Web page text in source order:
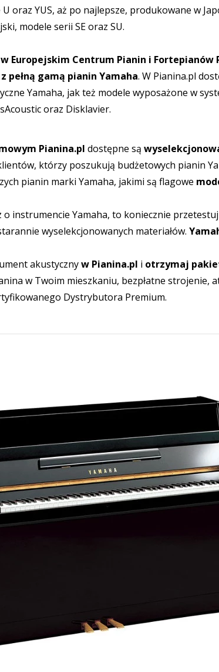
Pianina.pl dostępne są
którzy poszukują budżetowych pianin
pianin marki Yamaha, jakimi są flagowe
o instrumencie Yamaha, to koniecznie przetestuj
wyselekcjonowanych materiałów.
akustycznyw Pianina.pl i otrzymaj
w Twoim mieszkaniu, bezpłatne
Dystrybutora Premium.
oraz YUS, aż po najlepsze, produkowane w
modele serii SE oraz SU.
w Europejskim Centrum Pianin i Fortepianów
pełną gamą pianin Yamaha. W Pianina.pl
Yamaha, jak też modele wyposażone w
oraz Disklavier.